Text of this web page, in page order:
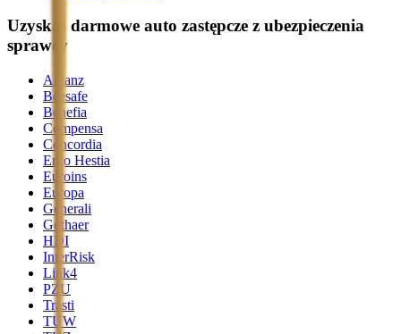
Uzyskaj darmowe auto zastępcze z ubezpieczenia
sprawcy
Allianz
Beesafe
Benefia
Compensa
Concordia
Ergo Hestia
Euroins
Europa
Generali
Gothaer
HDI
InterRisk
Link4
PZU
Trasti
TUW